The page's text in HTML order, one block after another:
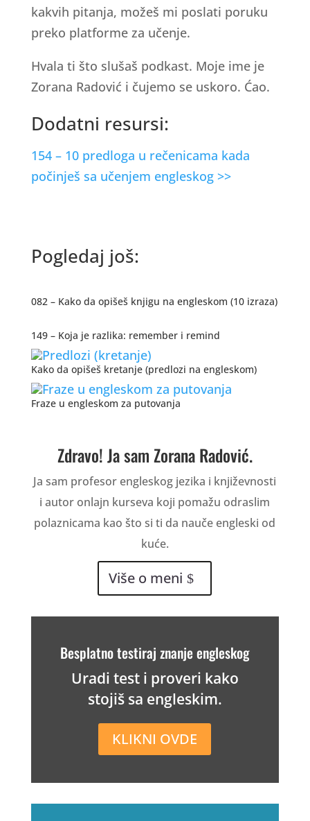
kakvih pitanja, možeš mi poslati poruku
preko platforme za učenje.
Hvala ti što slušaš podkast. Moje ime je
Zorana Radović i čujemo se uskoro. Ćao.
Dodatni resursi:
154 – 10 predloga u rečenicama kada
počinješ sa učenjem engleskog >>
Pogledaj još:
082 – Kako da opišeš knjigu na engleskom (10 izraza)
149 – Koja je razlika: remember i remind
Kako da opišeš kretanje (predlozi na engleskom)
Fraze u engleskom za putovanja
Zdravo! Ja sam Zorana Radović.
Ja sam profesor engleskog jezika i književnosti
i autor onlajn kurseva koji pomažu odraslim
polaznicama kao što si ti da nauče engleski od
kuće.
Više o meni
Besplatno testiraj znanje engleskog
Uradi test i proveri kako
stojiš sa engleskim.
KLIKNI OVDE